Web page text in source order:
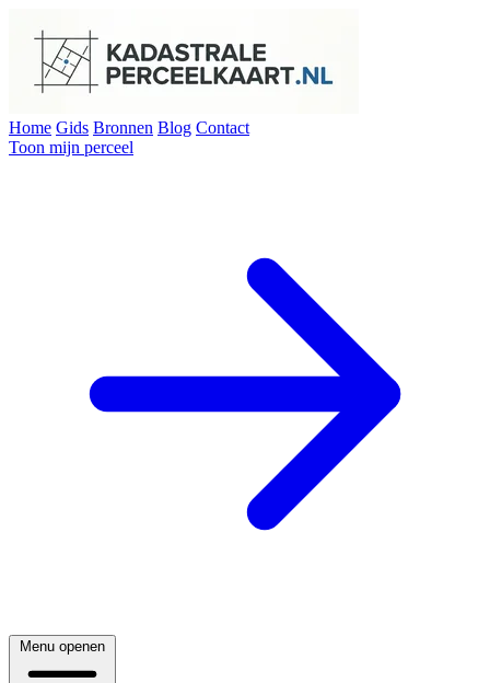
Home Gids Bronnen Blog Contact
Toon mijn perceel
Menu openen